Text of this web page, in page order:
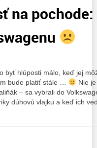
na
byť hlúposti málo, keď jej
bude platiť stále …
Nie
– sa vybrali do
dúhovú vlajku a keď ich